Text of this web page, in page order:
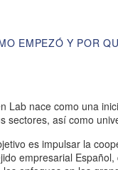
EMPEZÓ Y POR
Lab nace como una
sectores, así como
es impulsar la
empresarial